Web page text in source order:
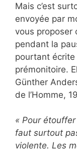
Mais c’est
envoyée par
vous proposer
pendant la
pourtant
prémonitoire.
Günther
de l’Homme,
« Pour
faut surtout
violente. Les